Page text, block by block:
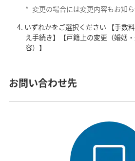
* 変更の場合には変更内容もお知
いずれかをご選択ください 【手数
え手続き】【戸籍上の変更（婚姻
容）】
お問い合わせ先